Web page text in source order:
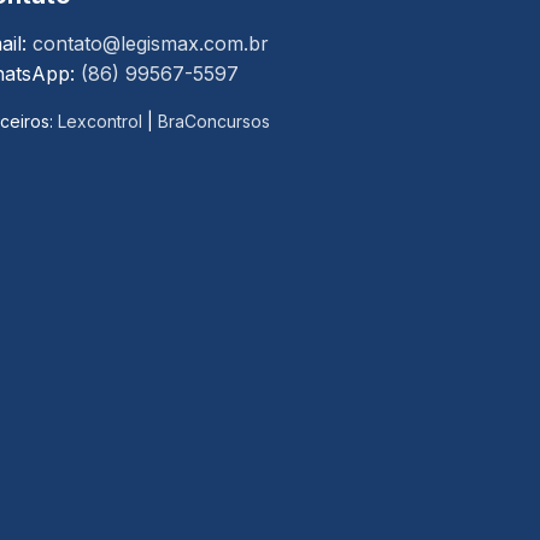
contato@legismax.com.br
(86) 99567-5597
Lexcontrol BraConcursos